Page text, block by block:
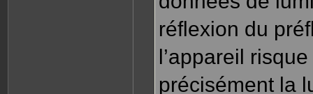
réflexion du
l’appareil
précisément la